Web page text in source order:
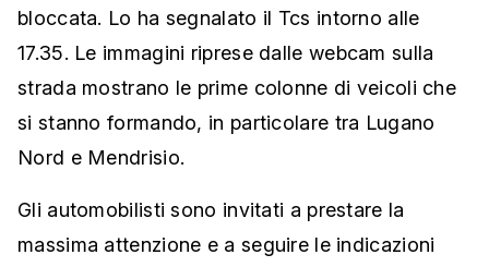
bloccata. Lo ha segnalato il Tcs intorno alle
17.35. Le immagini riprese dalle webcam sulla
strada mostrano le prime colonne di veicoli che
si stanno formando, in particolare tra Lugano
Nord e Mendrisio.
Gli automobilisti sono invitati a prestare la
massima attenzione e a seguire le indicazioni